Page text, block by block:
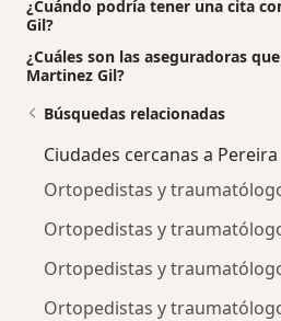
¿Cuándo podría tener una cita
Gil?
¿Cuáles son las aseguradoras
Martinez Gil?
Búsquedas relacionadas
Ciudades cercanas a Pereira
Ortopedistas y
Ortopedistas y
Ortopedistas y
Ortopedistas y